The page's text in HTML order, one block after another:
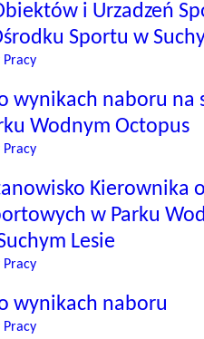
i Urzadzeń
Sportu w
wynikach naboru na
Wodnym Octopus
Kierownika
w Parku
Lesie
wynikach naboru